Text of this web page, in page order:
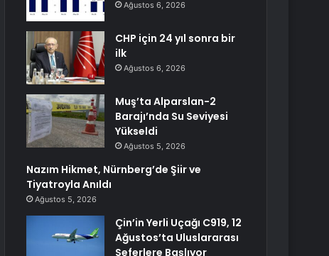
Ağustos 6, 2026
CHP için 24 yıl sonra bir
ilk
Ağustos 6, 2026
Muş’ta Alparslan-2
Barajı’nda Su Seviyesi
Yükseldi
Ağustos 5, 2026
Nazım Hikmet, Nürnberg’de Şiir ve
Tiyatroyla Anıldı
Ağustos 5, 2026
Çin’in Yerli Uçağı C919, 12
Ağustos’ta Uluslararası
Seferlere Başlıyor